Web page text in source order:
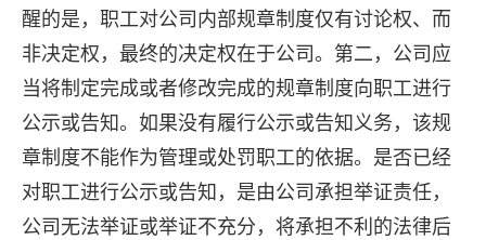
醒的是，职工对公司内部规章制度仅有讨论权、而
非决定权，最终的决定权在于公司。第二，公司应
当将制定完成或者修改完成的规章制度向职工进行
公示或告知。如果没有履行公示或告知义务，该规
章制度不能作为管理或处罚职工的依据。是否已经
对职工进行公示或告知，是由公司承担举证责任，
公司无法举证或举证不充分，将承担不利的法律后